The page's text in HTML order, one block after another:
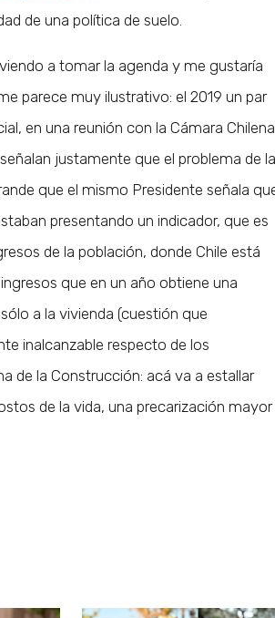
de una política de suelo.
a tomar la agenda y me gustaría
parece muy ilustrativo: el 2019 un par
en una reunión con la Cámara Chilena
justamente que el problema de la
que el mismo Presidente señala
presentando un indicador, que es
de la población, donde Chile está
que en un año obtiene una
a la vivienda (cuestión que
inalcanzable respecto de los
de la Construcción: acá va a estallar
de la vida, una precarización mayor